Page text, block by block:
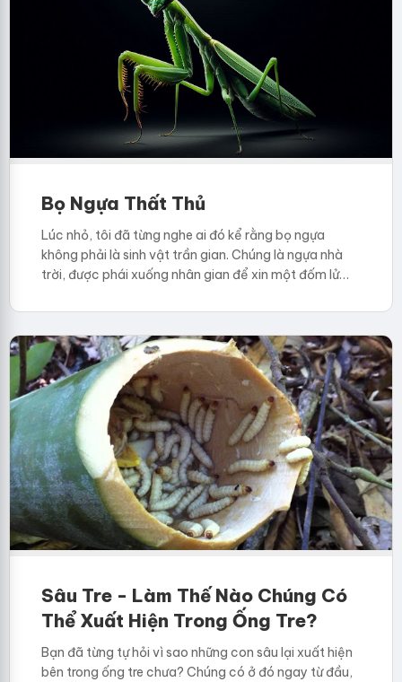
Bọ Ngựa Thất Thủ
Lúc nhỏ, tôi đã từng nghe ai đó kể rằng bọ ngựa
không phải là sinh vật trần gian. Chúng là ngựa nhà
trời, được phái xuống nhân gian để xin một đốm lử…
Sâu Tre - Làm Thế Nào Chúng Có
Thể Xuất Hiện Trong Ống Tre?
Bạn đã từng tự hỏi vì sao những con sâu lại xuất hiện
bên trong ống tre chưa? Chúng có ở đó ngay từ đầu,